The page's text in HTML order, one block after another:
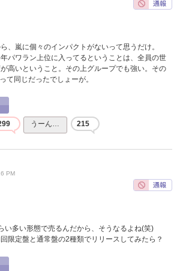
、嵐に個々のインパクトがないって思うだけ。
パワラン上位に入ってるということは、全員の世
高いということ。その上グループでも強い。その
て同じだったでしょーが。
うーん… 215
PM
い多い形態で売るんだから、そうなるよね(笑)
限定盤と通常盤の2種類でリリースしてみたら？